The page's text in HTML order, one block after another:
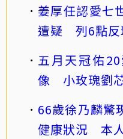
姜厚任認愛七
遭疑 列6點反
五月天冠佑
像 小玫瑰劉
66歲徐乃麟驚
健康狀況 本